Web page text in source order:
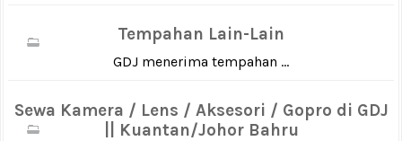
Tempahan Lain-Lain
GDJ menerima tempahan ...
Sewa Kamera / Lens / Aksesori / Gopro di GDJ
|| Kuantan/Johor Bahru